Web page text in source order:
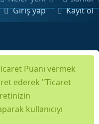
Giriş yap Kayıt ol
Puanı vermek
ederek "Ticaret
kullanıcıyı